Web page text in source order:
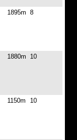
1895m 8
1880m 10
1150m 10